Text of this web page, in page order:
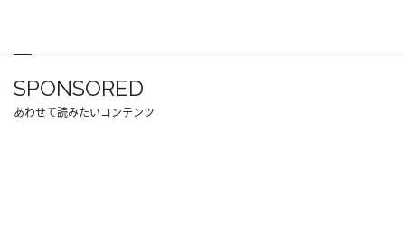
SPONSORED
あわせて読みたいコンテンツ